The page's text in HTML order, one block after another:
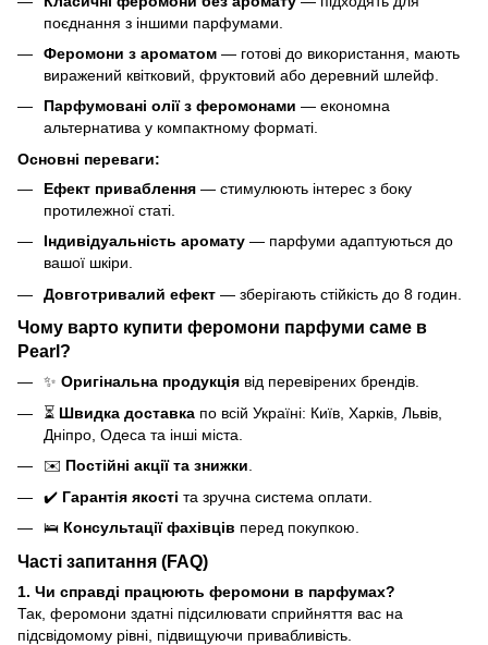
поєднання з іншими парфумами.
Феромони з ароматом — готові до використання, мають
виражений квітковий, фруктовий або деревний шлейф.
Парфумовані олії з феромонами — економна
альтернатива у компактному форматі.
Основні переваги:
Ефект приваблення — стимулюють інтерес з боку
протилежної статі.
Індивідуальність аромату — парфуми адаптуються до
вашої шкіри.
Довготривалий ефект — зберігають стійкість до 8 годин.
Чому варто купити феромони парфуми саме в
Pearl?
✨ Оригінальна продукція від перевірених брендів.
⏳ Швидка доставка по всій Україні: Київ, Харків, Львів,
Дніпро, Одеса та інші міста.
✉️ Постійні акції та знижки
✔️ Гарантія якості та зручна система оплати.
🛌 Консультації фахівців перед покупкою.
Часті запитання (FAQ)
1. Чи справді працюють феромони в парфумах?
Так, феромони здатні підсилювати сприйняття вас на
підсвідомому рівні, підвищуючи привабливість.